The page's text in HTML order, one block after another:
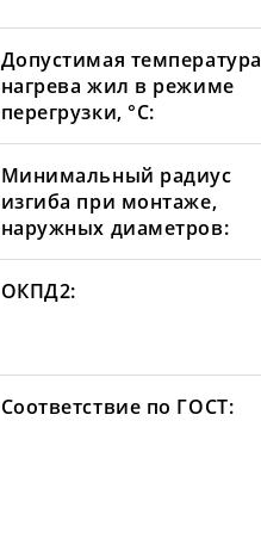
Допустимая температура
нагрева жил в режиме
перегрузки, °С:
Минимальный радиус
изгиба при монтаже,
наружных диаметров:
ОКПД2:
Соответствие по ГОСТ: